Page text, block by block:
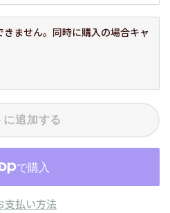
ません。同時に購入の場合キャ
に追加する
支払い方法